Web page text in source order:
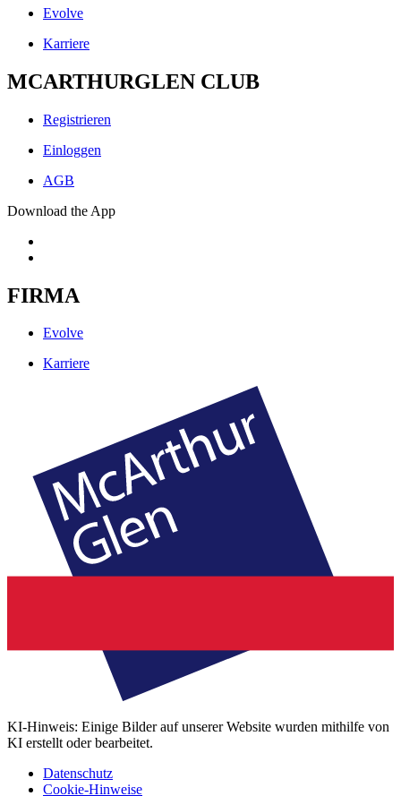
Evolve
Karriere
MCARTHURGLEN CLUB
Registrieren
Einloggen
AGB
Download the App
FIRMA
Evolve
Karriere
KI-Hinweis: Einige Bilder auf unserer Website wurden mithilfe von
KI erstellt oder bearbeitet.
Datenschutz
Cookie-Hinweise